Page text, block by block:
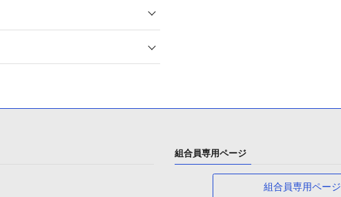
組合員専用ページ
組合員専用ページ